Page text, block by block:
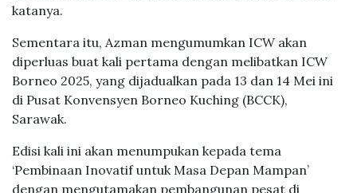
katanya.
Sementara itu, Azman mengumumkan ICW akan
diperluas buat kali pertama dengan melibatkan ICW
Borneo 2025, yang dijadualkan pada 13 dan 14 Mei ini
di Pusat Konvensyen Borneo Kuching (BCCK),
Sarawak.
Edisi kali ini akan menumpukan kepada tema
‘Pembinaan Inovatif untuk Masa Depan Mampan’
dengan mengutamakan pembangunan pesat di